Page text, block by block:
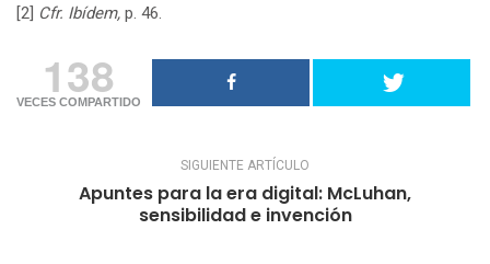
[2] Cfr. Ibídem, p. 46.
138
VECES COMPARTIDO
SIGUIENTE ARTÍCULO
Apuntes para la era digital: McLuhan,
sensibilidad e invención